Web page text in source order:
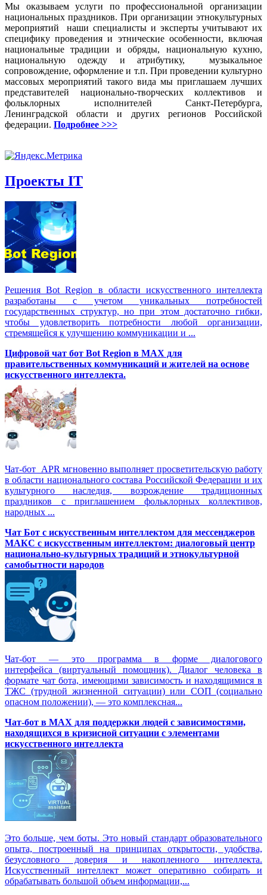
Мы оказываем услуги по профессиональной организации
национальных праздников. При организации этнокультурных
мероприятий наши специалисты и эксперты учитывают их
специфику проведения и этнические особенности, включая
национальные традиции и обряды, национальную кухню,
национальную одежду и атрибутику, музыкальное
сопровождение, оформление и т.п. При проведении культурно
массовых мероприятий такого вида мы приглашаем лучших
представителей национально-творческих коллективов и
фольклорных исполнителей Санкт-Петербурга,
Ленинградской области и других регионов Российской
федерации. Подробнее >>>
Проекты IT
Решения Вot Region в области искусственного интеллекта
разработаны с учетом уникальных потребностей
государственных структур, но при этом достаточно гибки,
чтобы удовлетворить потребности любой организации,
стремящейся к улучшению коммуникации и ...
Цифровой чат бот Вot Region в MAX для
правительственных коммуникаций и жителей на основе
искусственного интеллекта.
Чат-бот APR мгновенно выполняет просветительскую работу
в области национального состава Российской Федерации и их
культурного наследия, возрождение традиционных
праздников с приглашением фольклорных коллективов,
народных ...
Чат Бот с искусственным интеллектом для мессенджеров
МАКС с искусственным интеллектом: диалоговый центр
национально-культурных традиций и этнокультурной
самобытности народов
Чат-бот — это программа в форме диалогового
интерфейса (виртуальный помощник). Диалог человека в
формате чат бота, имеющими зависимость и находящимися в
ТЖС (трудной жизненной ситуации) или СОП (социально
опасном положении), — это комплексная...
Чат-бот в MAX для поддержки людей с зависимостями,
находящихся в кризисной ситуации с элементами
искусственного интеллекта
Это больше, чем боты. Это новый стандарт образовательного
опыта, построенный на принципах открытости, удобства,
безусловного доверия и накопленного интеллекта.
Искусственный интеллект может оперативно собирать и
обрабатывать большой объем информации,...